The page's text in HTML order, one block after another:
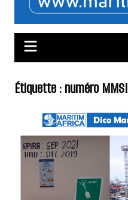
Étiquette :numéro MMSI